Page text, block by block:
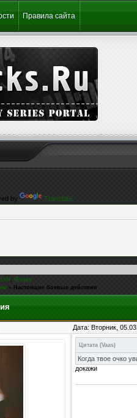
Правила сайта
by
Translate
,iEnjoy
» Настоящие боевые действия
Дата: Вторник,
Цитата (Vaas)
Когда твое очко
докажи